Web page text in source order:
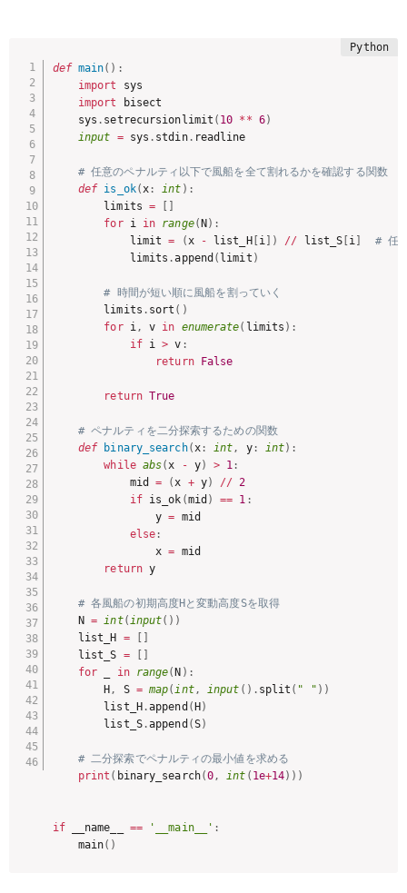
def main( ) :
import
sys
import
bisect
    sys
. setrecursionlimit ( 10 ** 6)
input = sys . stdin. readline
# 任意のペナルティ以下で風船を全て割れるかを確認する関数
def is_ok( x : int ) :
        limits
= [ ]
for i in range(N) :
            limit
= ( x - list_H[i ] ) // list_S [i ]
# 任
            limits
.append ( limit )
# 時間が短い順に風船を割っていく
        limits
. sort ( )
for i , v in enumerate( limits ) :
if i > v :
return False
return True
# ペナルティを二分探索するための関数
def
binary_search( x: int , y: int) :
while abs( x - y) > 1 :
            mid
= ( x + y) //
2
if is_ok (mid ) == 1 :
                y
= mid
else :
                x
= mid
return y
# 各風船の初期高度Hと変動高度Sを取得
    N
= int( input( ) )
    list_H
= [ ]
    list_S
= [ ]
for
in range(N ) :
        H
, S = map( int, input ( ) . split ( " " ) )
        list_H
.append (H)
        list_S
.append (S)
# 二分探索でペナルティの最小値を求める
print ( binary_search(0 , int ( 1e+14) ) )
if __name__ == '__main__' :
    main
( )